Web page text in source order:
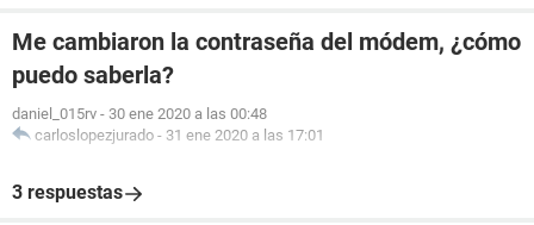
Me cambiaron la contraseña del módem, ¿cómo
puedo saberla?
daniel_015rv - 30 ene 2020 a las 00:48
carloslopezjurado - 31 ene 2020 a las 17:01
3 respuestas